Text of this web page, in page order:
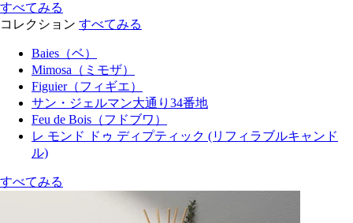
すべてみる
コレクション すべてみる
Baies（ベ）
Mimosa（ミモザ）
Figuier（フィギエ）
サン・ジェルマン大通り34番地
Feu de Bois（フドブワ）
レ モンド ドゥ ディプティック (リフィラブルキャンド
ル)
すべてみる